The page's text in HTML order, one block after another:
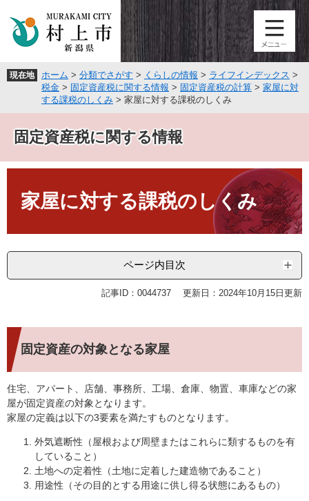
頭
飛
へ
現在地 ホーム > 分類でさがす > くらしの情報 > ライフインデックス >
税金 > 固定資産税に関する情報 > 固定資産税の計算 > 家屋に対
する課税のしくみ > 家屋に対する課税のしくみ
固定資産税に関する情報
家屋に対する課税のしくみ
ページ内目次
記事ID：0044737 更新日：2024年10月15日更新
固定資産の対象となる家屋
住宅、アパート、店舗、事務所、工場、倉庫、物置、車庫などの家
屋が固定資産の対象となります。
家屋の定義は以下の3要素を満たすものとなります。
外気遮断性（屋根および周壁またはこれらに類するものを有
していること）
土地への定着性（土地に定着した建造物であること）
用途性（その目的とする用途に供し得る状態にあるもの）